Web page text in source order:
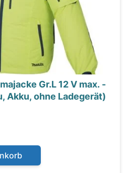
Gr.L 12 V max. -
Akku, ohne Ladegerät)